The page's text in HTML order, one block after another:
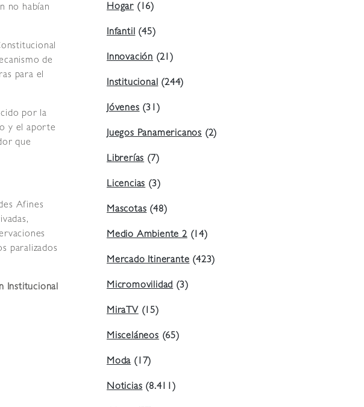
no habían
de
para el
por la
y el aporte
que
Afines
paralizados
Institucional
Hogar (16)
Infantil(45)
Innovación (21)
Institucional(244)
Jóvenes(31)
Juegos Panamericanos (2)
Librerías(7)
Licencias(3)
Mascotas(48)
Medio Ambiente 2(14)
Mercado Itinerante(423)
Micromovilidad(3)
MiraTV(15)
Misceláneos(65)
Moda(17)
Noticias(8.411)